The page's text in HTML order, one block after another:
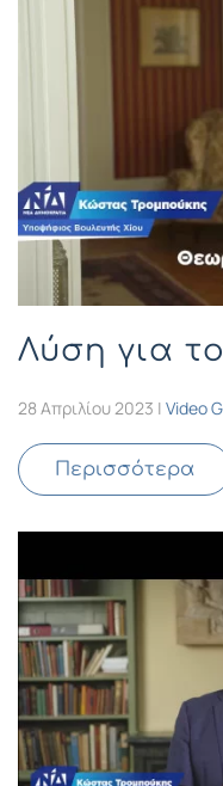
Λύση για
28 Απριλίου 2023 | Video
Περισσότερα